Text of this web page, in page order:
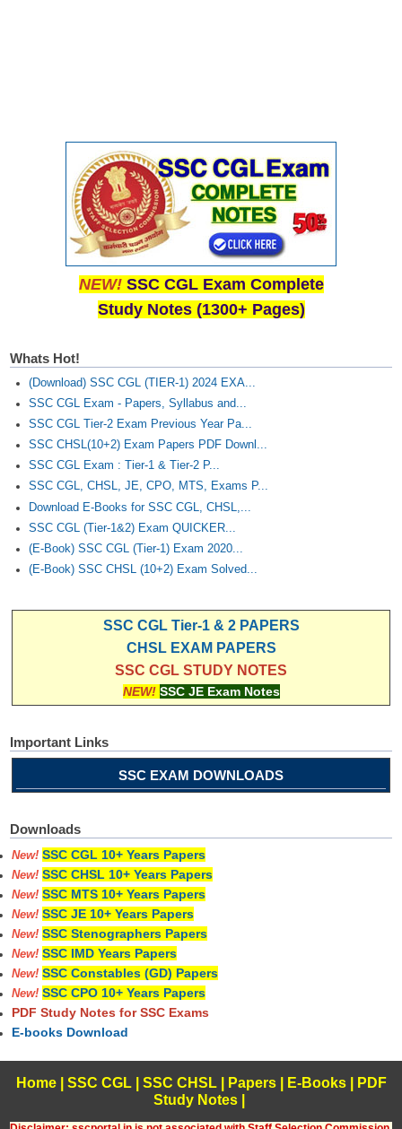
NEW! SSC CGL Exam Complete
Study Notes (1300+ Pages)
Whats Hot!
(Download) SSC CGL (TIER-1) 2024 EXA...
SSC CGL Exam - Papers, Syllabus and...
SSC CGL Tier-2 Exam Previous Year Pa...
SSC CHSL(10+2) Exam Papers PDF Downl...
SSC CGL Exam : Tier-1 & Tier-2 P...
SSC CGL, CHSL, JE, CPO, MTS, Exams P...
Download E-Books for SSC CGL, CHSL,...
SSC CGL (Tier-1&2) Exam QUICKER...
(E-Book) SSC CGL (Tier-1) Exam 2020...
(E-Book) SSC CHSL (10+2) Exam Solved...
SSC CGL Tier-1 & 2 PAPERS
CHSL EXAM PAPERS
SSC CGL STUDY NOTES
NEW! SSC JE Exam Notes
Important Links
SSC EXAM DOWNLOADS
Downloads
New! SSC CGL 10+ Years Papers
New! SSC CHSL 10+ Years Papers
New! SSC MTS 10+ Years Papers
New! SSC JE 10+ Years Papers
New! SSC Stenographers Papers
New! SSC IMD Years Papers
New! SSC Constables (GD) Papers
New! SSC CPO 10+ Years Papers
PDF Study Notes for SSC Exams
E-books Download
Home| SSC CGL| SSC CHSL| Papers| E-Books
PDF
Study Notes